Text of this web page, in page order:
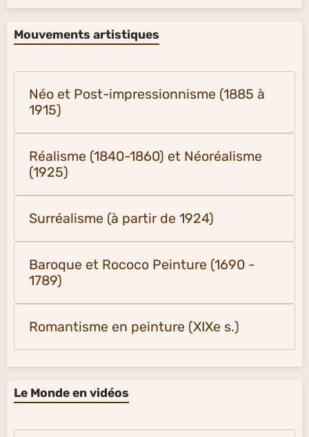
Mouvements artistiques
Néo et Post-impressionnisme (1885 à
1915)
Réalisme (1840-1860) et Néoréalisme
(1925)
Surréalisme (à partir de 1924)
Baroque et Rococo Peinture (1690 -
1789)
Romantisme en peinture (XIXe s.)
Le Monde en vidéos